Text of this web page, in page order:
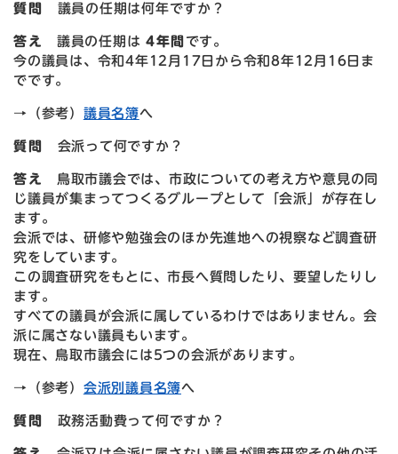
質問 議員の任期は何年ですか？
答え 議員の任期は 4年間 です。
今の議員は、令和4年12月17日から令和8年12月16日ま
でです。
→（参考） 議員名簿へ
質問 会派って何ですか ？
答え
鳥取市議会では、市政についての考え方や意見の同
じ議員が集まってつくるグループとして「会派」が存在し
ます。
会派では、研修や勉強会のほか先進地への視察など調査研
究をしています。
この調査研究をもとに、市長へ質問したり、要望したりし
ます。
すべての議員が会派に属しているわけではありません。会
派に属さない議員もいます。
現在、鳥取市議会には5つの会派があります。
→（参考） 会派別議員名簿へ
質問 政務活動費って何ですか ？